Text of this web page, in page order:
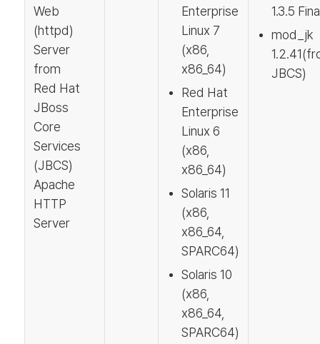
Web
(httpd)
Server
from
Red Hat
JBoss
Core
Services
(JBCS)
Apache
HTTP
Server
Enterprise
Linux 7
(x86,
x86_64)
Red Hat
Enterprise
Linux 6
(x86,
x86_64)
Solaris 11
(x86,
x86_64,
SPARC64)
Solaris 10
(x86,
x86_64,
SPARC64)
1.3.5
mod_jk
JBCS)